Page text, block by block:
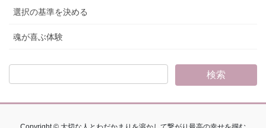
選択の基準を決める
魂が喜ぶ体験